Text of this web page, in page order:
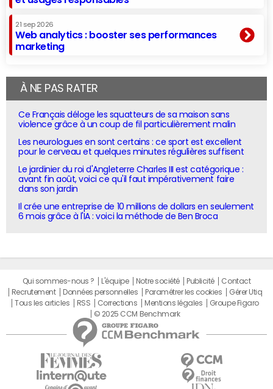
21 sep 2026
Web analytics : booster ses performances
marketing
À NE PAS RATER
Ce Français déloge les squatteurs de sa maison sans
violence grâce à un coup de fil particulièrement malin
Les neurologues en sont certains : ce sport est excellent
pour le cerveau et quelques minutes régulières suffisent
Le jardinier du roi d'Angleterre Charles III est catégorique :
avant fin août, voici ce qu'il faut impérativement faire
dans son jardin
Il crée une entreprise de 10 millions de dollars en seulement
6 mois grâce à l'IA : voici la méthode de Ben Broca
Qui sommes-nous ? L'équipe Notre société Publicité
Contact
Recrutement
Données personnelles Paramétrer les cookies
Gérer Utiq
Tous les articles
RSS Corrections Mentions légales
Groupe Figaro
© 2025 CCM Benchmark